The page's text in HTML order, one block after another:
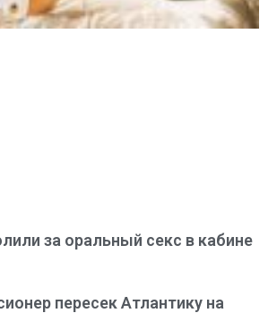
за оральный секс в кабине
пересек Атлантику на